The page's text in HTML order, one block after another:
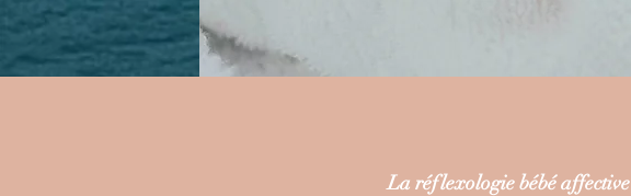
La réflexologie bébé affective